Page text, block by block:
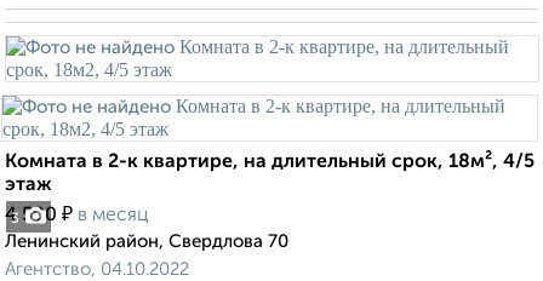
3
Комната в 2-к квартире, на длительный срок, 18м², 4/5
этаж
4 500 ₽ в месяц
Ленинский район, Свердлова 70
Агентство, 04.10.2022